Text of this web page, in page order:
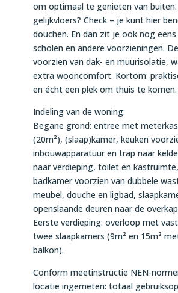
om optimaal te genieten van buiten.
gelijkvloers? Check – je kunt hier
douchen. En dan zit je ook nog
scholen en andere voorzieningen.
voorzien van dak- en muurisolatie,
extra wooncomfort. Kortom:
en écht een plek om thuis te komen.
Indeling van de woning:
Begane grond: entree met
(20m²), (slaap)kamer, keuken
inbouwapparatuur en trap naar
naar verdieping, toilet en
badkamer voorzien van dubbele
meubel, douche en ligbad,
openslaande deuren naar de
Eerste verdieping: overloop met
twee slaapkamers (9m² en 15m²
balkon).
Conform meetinstructie NEN-
locatie ingemeten: totaal